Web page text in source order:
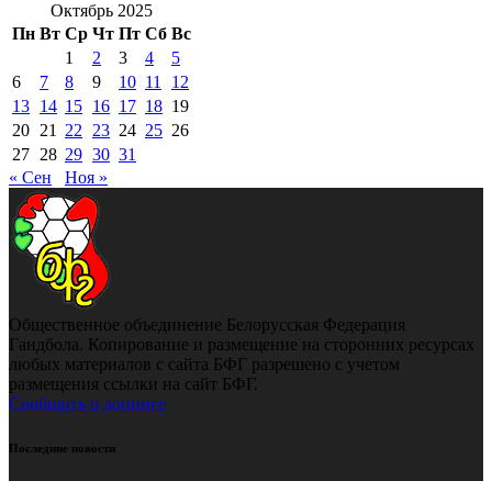
Октябрь 2025
Пн Вт Ср Чт Пт Сб Вс
1
2 3 4
5
6
7 8 9 10 11
12
13 14 15 16 17 18 19
20 21 22 23 24 25 26
27 28 29 30 31
« Сен
Ноя »
Общественное объединение Белорусская Федерация
Гандбола. Копирование и размещение на сторонних ресурсах
любых материалов с сайта БФГ разрешено с учетом
размещения ссылки на сайт БФГ.
Сообщить о допинге
Последние новости